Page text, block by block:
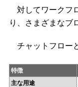
対してワークフ
り、さまざまなブ
チャットフロー
特徴
主な用途